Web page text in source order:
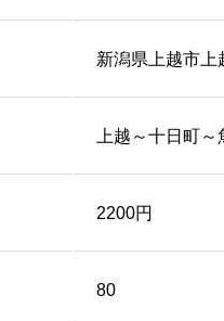
新潟県上越市上
上越～十日町
2200円
80